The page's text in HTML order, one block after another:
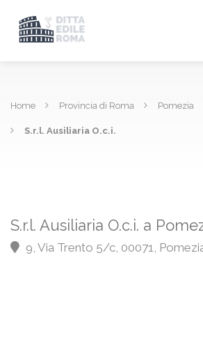
Home Provincia di Roma Pomezia
S.r.l. Ausiliaria O.c.i.
S.r.l. Ausiliaria O.c.i. a
9, Via Trento 5/c, 00071,